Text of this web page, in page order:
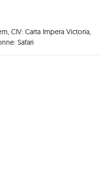
CIV: Carta Impera Victoria,
Safari